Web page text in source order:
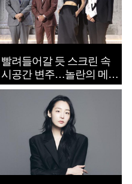
빨려들어갈 듯 스크린 속
시공간 변주…놀란의 메시
지는 ‘전쟁 속죄’